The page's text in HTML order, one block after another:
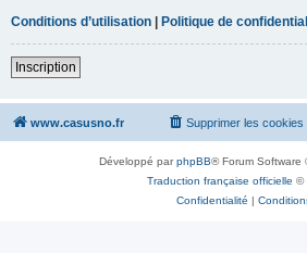
Conditions d’utilisation | Politique de
Inscription
www.casusno.fr Supprimer les cookies
Développé parphpBB® Forum Software
Traduction française officielle ©
Confidentialité |